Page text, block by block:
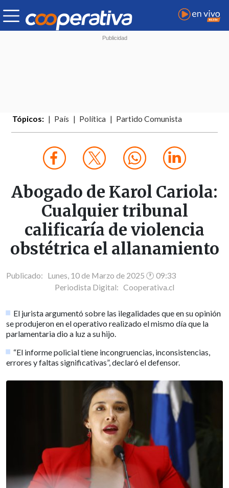
Tópicos: País Política Partido Comunista
Abogado de Karol Cariola:
Cualquier tribunal
calificaría de violencia
obstétrica el allanamiento
Publicado: Lunes, 10 de Marzo de 2025 🕐 09:33
Periodista Digital: Cooperativa.cl
El jurista argumentó sobre las ilegalidades que en su opinión
se produjeron en el operativo realizado el mismo día que la
parlamentaria dio a luz a su hijo.
“El informe policial tiene incongruencias, inconsistencias,
errores y faltas significativas”, declaró el defensor.